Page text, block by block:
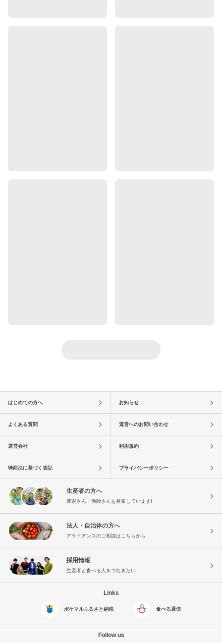
はじめての方へ お知らせ
よくある質問 運営へのお問い合わせ
運営会社 利用規約
特商法に基づく表記 プライバシーポリシー
生産者の方へ
農家さん・漁師さんを募集しています!
法人・自治体の方へ
アライアンスのご相談はこちらから
採用情報
生産者と食べる人をつなぎたい
Links
ポケマルふるさと納税 食べる通信
Follow us